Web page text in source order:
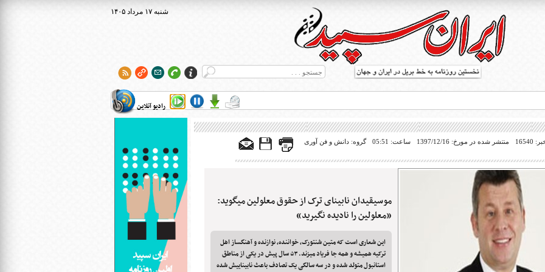
۱۴۰۵ شنبه ۱۷ مرداد
رادیو آنلاین
بریل در جهان
منتشر شده در مورخ: 1397/12/16 ساعت: 05:51 گروه: دانش و فن آوری
موسیقیدان نابینای ترک از حقوق معلولین میگوید:
«معلولین را نادیده نگیرید»
این شعاری است که متین شنتورک، خواننده، نوازنده و آهنگساز اهل
ترکیه همیشه و همه جا فریاد میزند. ۵۳ سال پیش در یکی از مناطق
استانبول متولد شده و در سه سالگی یک تصادف باعث نابیناییش شده